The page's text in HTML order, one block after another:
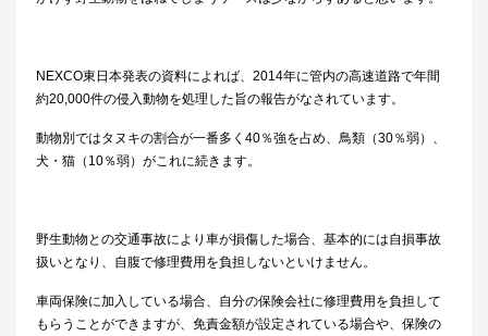
NEXCO東日本発表の資料によれば、 2014年に管内の高速道路で年間
約20,000件の侵入動物を処理した旨の報告がなされています。
動物別ではタヌキの割合が一番多く 40％強を占め、鳥類（30％弱）、
犬・猫（ 10％弱）がこれに続きます。
野生動物との交通事故により車が損傷した場合、基本的には自損事故
扱いとなり、自腹で修理費用を負担しないといけません。
車両保険に加入している場合、自分の保険会社に修理費用を負担して
もらうことができますが、免責金額が設定されている場合や、保険の